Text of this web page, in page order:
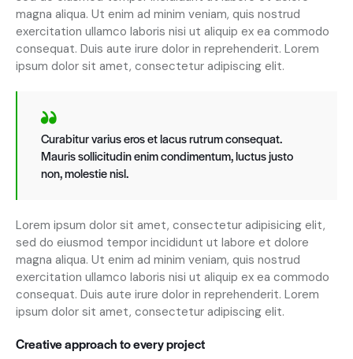
magna aliqua. Ut enim ad minim veniam, quis nostrud
exercitation ullamco laboris nisi ut aliquip ex ea commodo
consequat. Duis aute irure dolor in reprehenderit. Lorem
ipsum dolor sit amet, consectetur adipiscing elit.
Curabitur varius eros et lacus rutrum consequat.
Mauris sollicitudin enim condimentum, luctus justo
non, molestie nisl.
Lorem ipsum dolor sit amet, consectetur adipisicing elit,
sed do eiusmod tempor incididunt ut labore et dolore
magna aliqua. Ut enim ad minim veniam, quis nostrud
exercitation ullamco laboris nisi ut aliquip ex ea commodo
consequat. Duis aute irure dolor in reprehenderit. Lorem
ipsum dolor sit amet, consectetur adipiscing elit.
Creative approach to every project